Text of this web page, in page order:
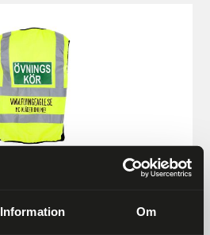
Information Om